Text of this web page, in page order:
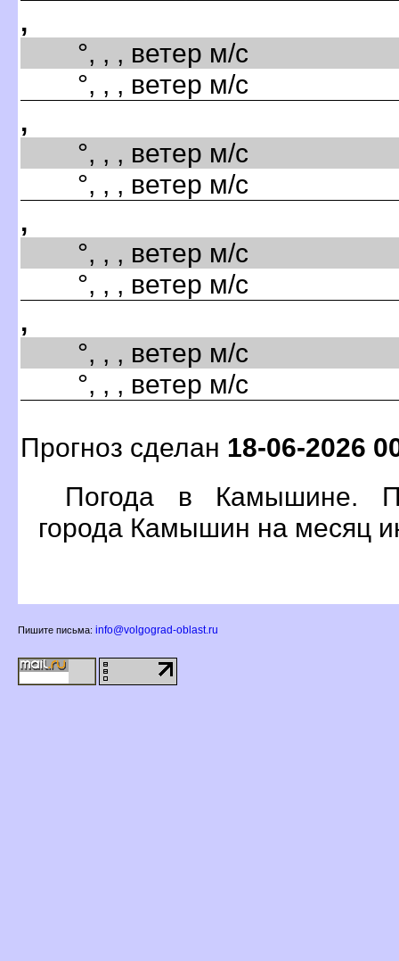
,
°, , , ветер м/с
°, , , ветер м/с
,
°, , , ветер м/с
°, , , ветер м/с
,
°, , , ветер м/с
°, , , ветер м/с
,
°, , , ветер м/с
°, , , ветер м/с
Прогноз сделан 18-06-2026
Погода в Камышине.
орода Камышин на месяц
Пишите письма: info@volgograd-oblast.ru